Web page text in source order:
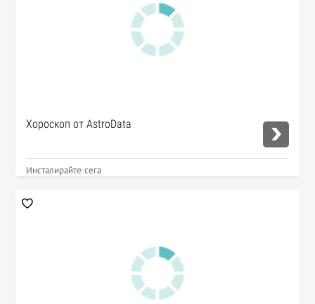
Хороскоп от AstroData
Инсталирайте сега